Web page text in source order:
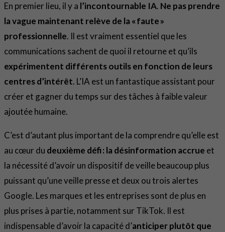
En premier lieu, il y a l’incontournable IA. Ne pas prendre
la vague maintenant relève de la « faute »
professionnelle. Il est vraiment essentiel que les
communications sachent de quoi il retourne et qu’ils
expérimentent différents outils en fonction de leurs
centres d’intérêt. L’IA est un fantastique assistant pour
créer et gagner du temps sur des tâches à faible valeur
ajoutée humaine.
C’est d’autant plus important de la comprendre qu’elle est
au cœur du deuxième défi : la désinformation accrue et
la nécessité d’avoir un dispositif de veille beaucoup plus
puissant qu’une veille presse et deux ou trois alertes
Google. Les marques et les entreprises sont de plus en
plus prises à partie, notamment sur TikTok. Il est
indispensable d’avoir la capacité d’anticiper plutôt que